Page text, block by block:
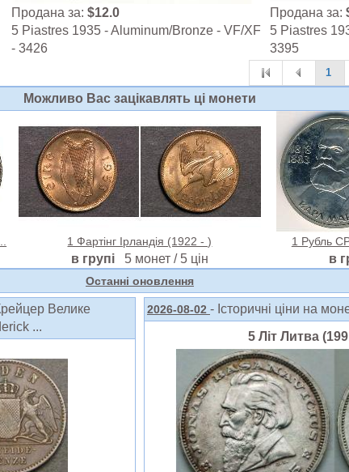
Продана за:$12.0
5 Piastres 1935 - Aluminum/Bronze - VF/XF
- 3426
Продана за:
5 Piastres
3395
1
Можливо Вас зацiкавлять цi монети
1 Фартінг Ірландія (1922 - )
в групі 5 монет / 5 цін
1 Рубль
в
Oстанні оновлення
Велике
...
2026-08-02 - Історичні ціни на
5 Літ Литва